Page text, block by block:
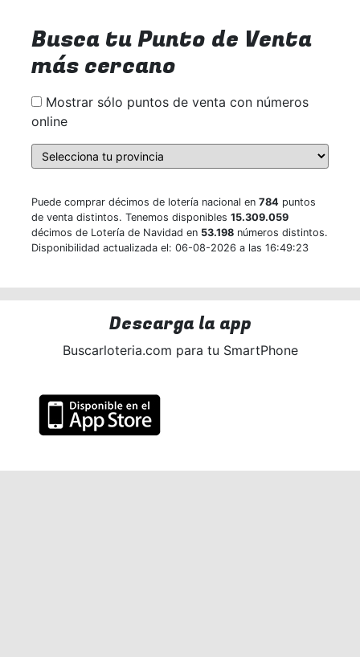
Busca tu Punto de Venta
más cercano
Mostrar sólo puntos de venta con números
online
Puede comprar décimos de lotería nacional en 784 puntos
de venta distintos. Tenemos disponibles 15.309.059
décimos de Lotería de Navidad en 53.198 números distintos.
Disponibilidad actualizada el: 06-08-2026 a las 16:49:23
Descarga la app
Buscarloteria.com para tu SmartPhone